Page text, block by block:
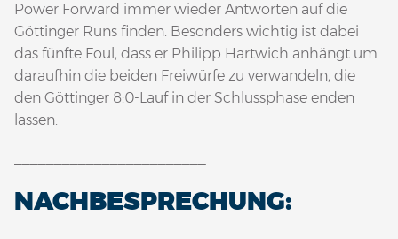
Power Forward immer wieder Antworten auf die
Göttinger Runs finden. Besonders wichtig ist dabei
das fünfte Foul, dass er Philipp Hartwich anhängt um
daraufhin die beiden Freiwürfe zu verwandeln, die
den Göttinger 8:0-Lauf in der Schlussphase enden
lassen.
NACHBESPRECHUNG: